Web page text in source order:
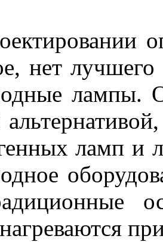
нет
лампы.
ламп и